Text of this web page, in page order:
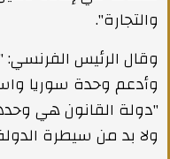
والتجارة".
وقال الرئيس
وأدعم وحدة سوريا
"دولة القانون هي
ولا بد من سيطرة